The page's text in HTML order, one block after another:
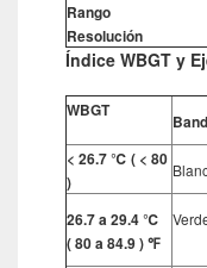
Rango
Resolución
Índice WBGT y
WBGT
< 26.7 ℃ ( < 80
)
26.7 a 29.4 ℃
( 80 a 84.9 ) ℉